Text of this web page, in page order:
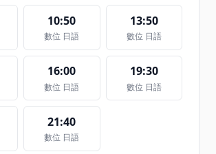
10:50
數位 日語
13:50
數位 日語
16:00
數位 日語
19:30
數位 日語
21:40
數位 日語